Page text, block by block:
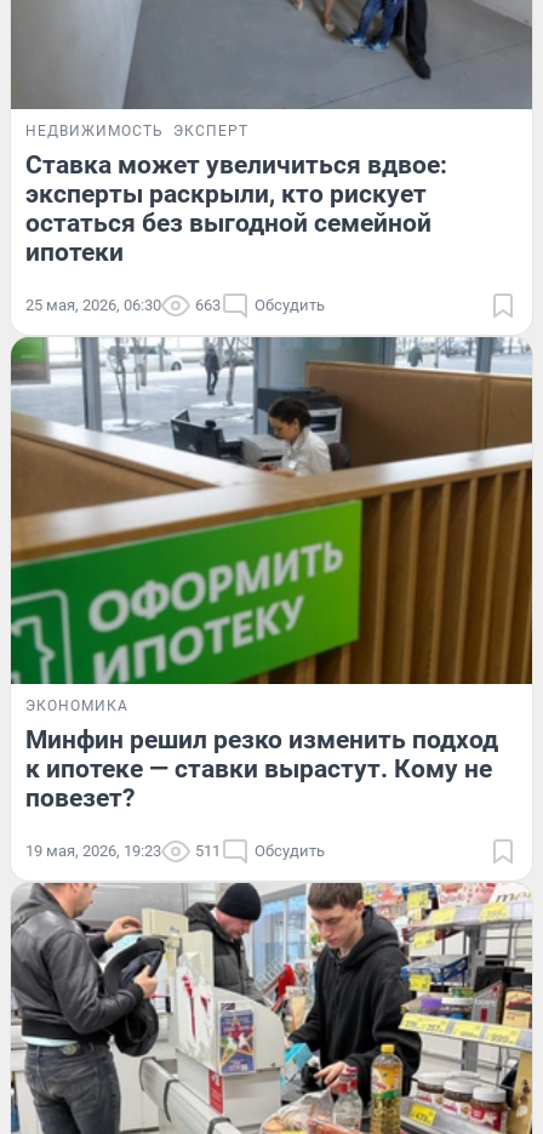
НЕДВИЖИМОСТЬ ЭКСПЕРТ
Ставка может увеличиться вдвое:
эксперты раскрыли, кто рискует
остаться без выгодной семейной
ипотеки
25 мая, 2026, 06:30 663 Обсудить
ЭКОНОМИКА
Минфин решил резко изменить подход
к ипотеке — ставки вырастут. Кому не
повезет?
19 мая, 2026, 19:23 511 Обсудить